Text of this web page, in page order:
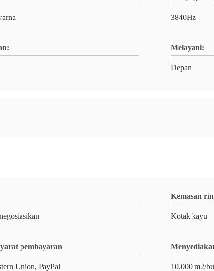
3840Hz
Melayani:
Depan
Kemasan
Kotak kayu
pembayaran
Union, PayPal 10.000 m2/